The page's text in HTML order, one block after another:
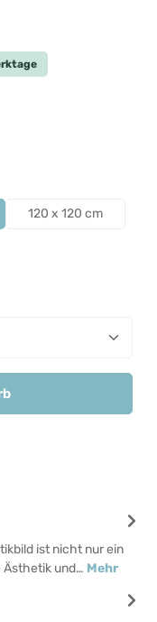
120 x 120 cm
Wert ein
ist nicht nur ein
Ästhetik und… Mehr